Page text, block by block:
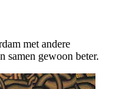
met andere
samen gewoon beter.